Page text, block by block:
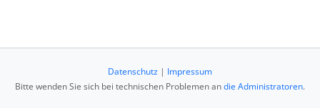
Datenschutz | Impressum
Bitte wenden Sie sich bei technischen Problemen andie Administratoren.